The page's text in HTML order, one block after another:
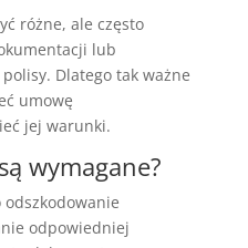
różne, ale często
lub
Dlatego tak ważne
umowę
jej warunki.
wymagane?
odpowiedniej